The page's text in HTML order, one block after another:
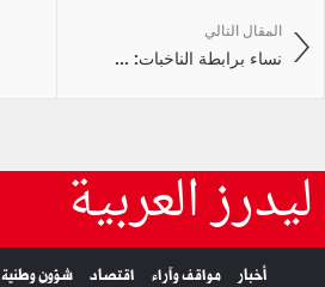
المقال التالي
نساء برابطة الناخبات: ...
ليدرز العربية
أخبار مواقف وآراء اقتصاد شؤون وطنية